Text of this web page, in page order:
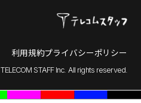
利用規約プライバシーポリシー
STAFF Inc. All rights reserved.